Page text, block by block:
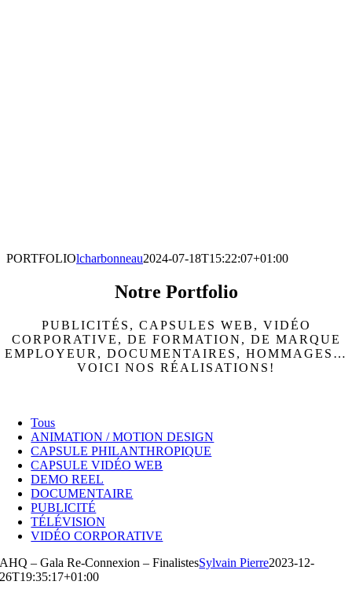
PORTFOLIOlcharbonneau2024-07-18T15:22:07+01:00
Notre Portfolio
PUBLICITÉS, CAPSULES WEB, VIDÉO
CORPORATIVE, DE FORMATION, DE MARQUE
EMPLOYEUR, DOCUMENTAIRES, HOMMAGES…
VOICI NOS RÉALISATIONS!
Tous
ANIMATION / MOTION DESIGN
CAPSULE PHILANTHROPIQUE
CAPSULE VIDÉO WEB
DEMO REEL
DOCUMENTAIRE
PUBLICITÉ
TÉLÉVISION
VIDÉO CORPORATIVE
AHQ – Gala Re-Connexion – FinalistesSylvain Pierre2023-12-
26T19:35:17+01:00